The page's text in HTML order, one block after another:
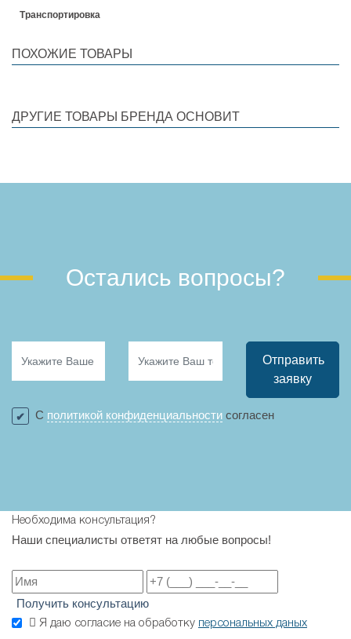
Транспортировка
ПОХОЖИЕ ТОВАРЫ
ДРУГИЕ ТОВАРЫ БРЕНДА ОСНОВИТ
Остались вопросы?
Отправить
заявку
С политикой конфиденциальности согласен
Необходима консультация?
Наши специалисты ответят на любые вопросы!
Получить консультацию
Я даю согласие на обработку персональных даных